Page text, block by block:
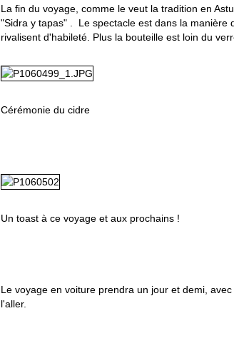
La fin du voyage, comme le veut la tradition en
"Sidra y tapas" . Le spectacle est dans la manière
rivalisent d'habileté. Plus la bouteille est loin du
Cérémonie du cidre
Un toast à ce voyage et aux prochains !
Le voyage en voiture prendra un jour et demi,
l'aller.